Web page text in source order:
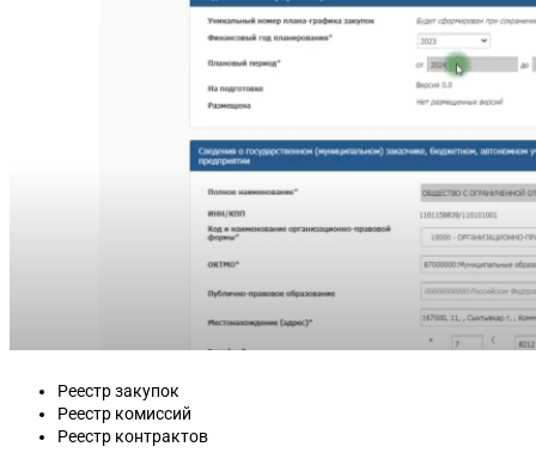
Реестр закупок
Реестр комиссий
Реестр контрактов